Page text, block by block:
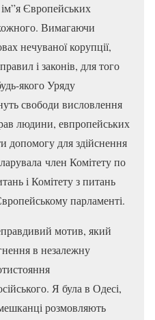
Європейських
Вимагаючи
нечуваної корупції,
і законів, для того
якого Уряду
свободи висловлення
людини, евпропейських
допомогу для здійснення
член Комітету по
і Комітету з питань
парламенті.
мотив, який
в незалежну
Я була в Одесі,
розмовляють